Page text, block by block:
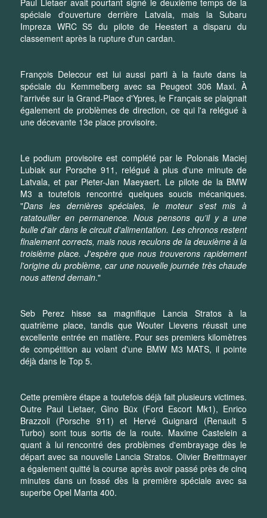
spéciale d'ouverture derrière Latvala, mais la Subaru
Impreza WRC S5 du pilote de Heestert a disparu du
classement après la rupture d'un cardan.
François Delecour est lui aussi parti à la faute dans la
spéciale du Kemmelberg avec sa Peugeot 306 Maxi. À
l'arrivée sur la Grand-Place d'Ypres, le Français se plaignait
également de problèmes de direction, ce qui l'a relégué à
une décevante 13e place provisoire.
Le podium provisoire est complété par le Polonais Maciej
Lubiak sur Porsche 911, relégué à plus d'une minute de
Latvala, et par Pieter-Jan Maeyaert. Le pilote de la BMW
M3 a toutefois rencontré quelques soucis mécaniques.
"Dans les dernières spéciales, le moteur s'est mis à
ratatouiller en permanence. Nous pensons qu'il y a une
bulle d'air dans le circuit d'alimentation. Les chronos restent
finalement corrects, mais nous reculons de la deuxième à la
troisième place. J'espère que nous trouverons rapidement
l'origine du problème, car une nouvelle journée très chaude
nous attend demain."
Seb Perez hisse sa magnifique Lancia Stratos à la
quatrième place, tandis que Wouter Lievens réussit une
excellente entrée en matière. Pour ses premiers kilomètres
de compétition au volant d'une BMW M3 MATS, il pointe
déjà dans le Top 5.
Cette première étape a toutefois déjà fait plusieurs victimes.
Outre Paul Lietaer, Gino Büx (Ford Escort Mk1), Enrico
Brazzoli (Porsche 911) et Hervé Guignard (Renault 5
Turbo) sont tous sortis de la route. Maxime Castelein a
quant à lui rencontré des problèmes d'embrayage dès le
départ avec sa nouvelle Lancia Stratos. Olivier Breittmayer
a également quitté la course après avoir passé près de cinq
minutes dans un fossé dès la première spéciale avec sa
superbe Opel Manta 400.